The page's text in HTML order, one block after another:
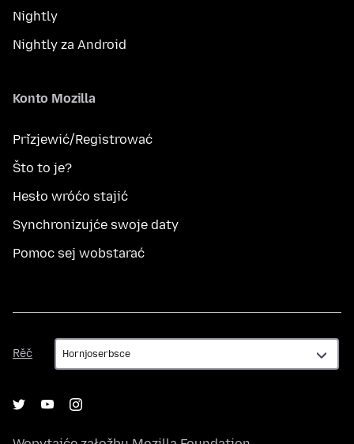
Nightly
Nightly za Android
Konto Mozilla
Přizjewić/Registrować
Što to je?
Hesło wróćo stajić
Synchronizujće swoje daty
Pomoc sej wobstarać
Rěč
Rěč